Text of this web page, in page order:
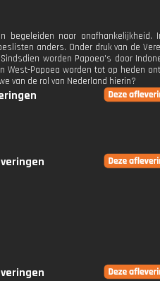
begeleiden naar onafhankelijkheid.
anders. Onder druk van de
worden Papoea's door
West-Papoea worden tot op heden
van de rol van Nederland hierin?